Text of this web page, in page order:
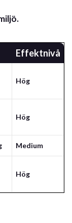
Effektnivå
Hög
Hög
Medium
Hög